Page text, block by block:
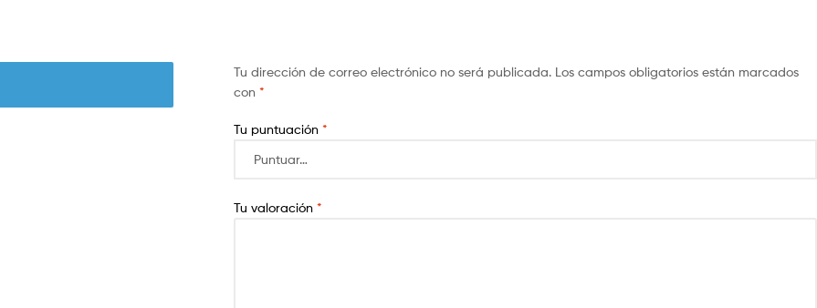
Tu dirección de correo electrónico no será publicada. Los campos obligatorios están marcados
con*
Tu puntuación*
Tu valoración*